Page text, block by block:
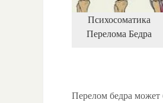
Психосоматика
Перелома Бедра
Перелом бедра может